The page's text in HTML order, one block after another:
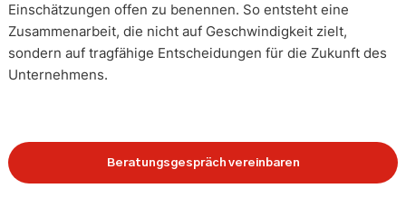
Einschätzungen offen zu benennen. So entsteht eine
Zusammenarbeit, die nicht auf Geschwindigkeit zielt,
sondern auf tragfähige Entscheidungen für die Zukunft des
Unternehmens.
Beratungsgespräch vereinbaren